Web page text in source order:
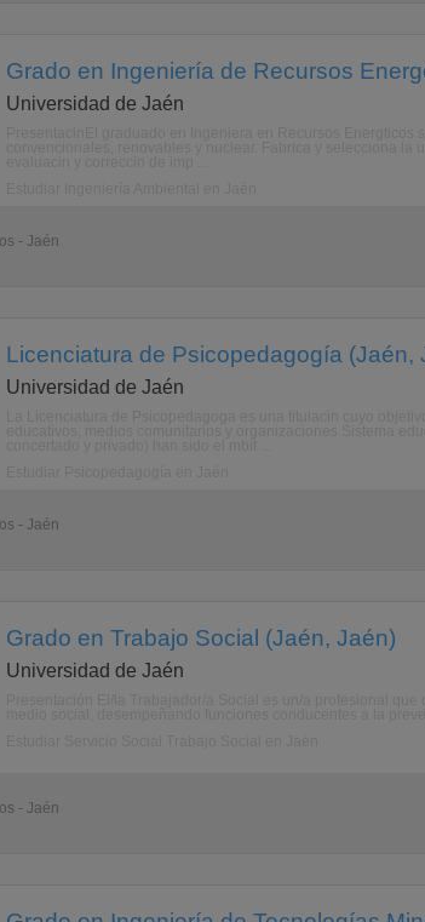
Grado en Ingeniería de Recursos
Universidad de Jaén
- Jaén
Licenciatura de Psicopedagogía (Jaén,
Universidad de Jaén
- Jaén
Grado en Trabajo Social (Jaén, Jaén)
Universidad de Jaén
- Jaén